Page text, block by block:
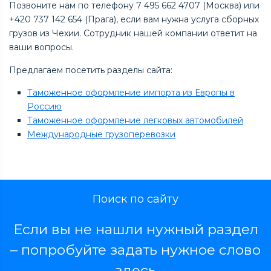
Позвоните нам по телефону 7 495 662 4707 (Москва) или
+420 737 142 654 (Прага), если вам нужна услуга сборных
грузов из Чехии. Сотрудник нашей компании ответит на
ваши вопросы.
Предлагаем посетить разделы сайта:
Таможенное оформление импорта из Европы в
Россию
Таможенное оформление легковых автомобилей
Международные грузоперевозки
Поиск по сайту
Если вы не нашли нужный раздел
– попробуйте задать нужное слово